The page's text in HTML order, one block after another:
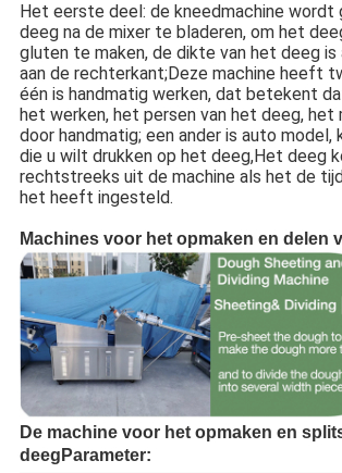
Het eerste deel: de kneedmachine wordt
deeg na de mixer te bladeren, om het
gluten te maken, de dikte van het deeg is
aan de rechterkant;Deze machine heeft
één is handmatig werken, dat betekent
het werken, het persen van het deeg,
door handmatig; een ander is auto model,
die u wilt drukken op het deeg,Het deeg
rechtstreeks uit de machine als het de
het heeft ingesteld.
Machines voor het opmaken en delen
De machine voor het opmaken en
deeg Parameter: